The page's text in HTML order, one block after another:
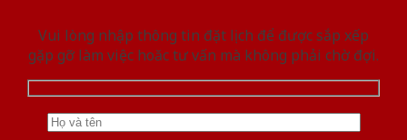
Vui lòng nhập thông tin đặt lịch để được sắp xếp
gặp gỡ làm việc hoăc tư vấn mà không phải chờ đợi.